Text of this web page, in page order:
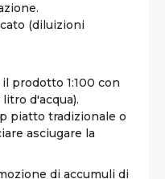
(diluizioni
prodotto 1:100 con
d'acqua).
piatto tradizionale o
asciugare la
di accumuli di